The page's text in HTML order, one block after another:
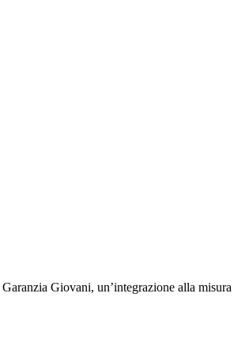
Giovani, un’integrazione alla misura